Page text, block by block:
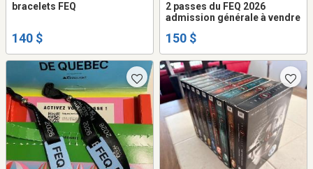
bracelets FEQ
140 $
2 passes du FEQ 2026
admission générale à vendre
150 $